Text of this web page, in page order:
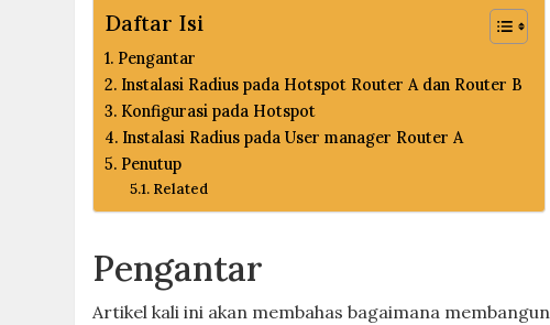
Daftar Isi
Pengantar
Instalasi Radius pada Hotspot Router A dan Router B
Konfigurasi pada Hotspot
Instalasi Radius pada User manager Router A
Penutup
Related
Pengantar
Artikel kali ini akan membahas bagaimana